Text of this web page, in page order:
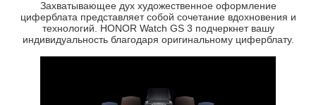
Захватывающее дух художественное оформление
циферблата представляет собой сочетание вдохновения и
технологий. HONOR Watch GS 3 подчеркнет вашу
индивидуальность благодаря оригинальному циферблату.